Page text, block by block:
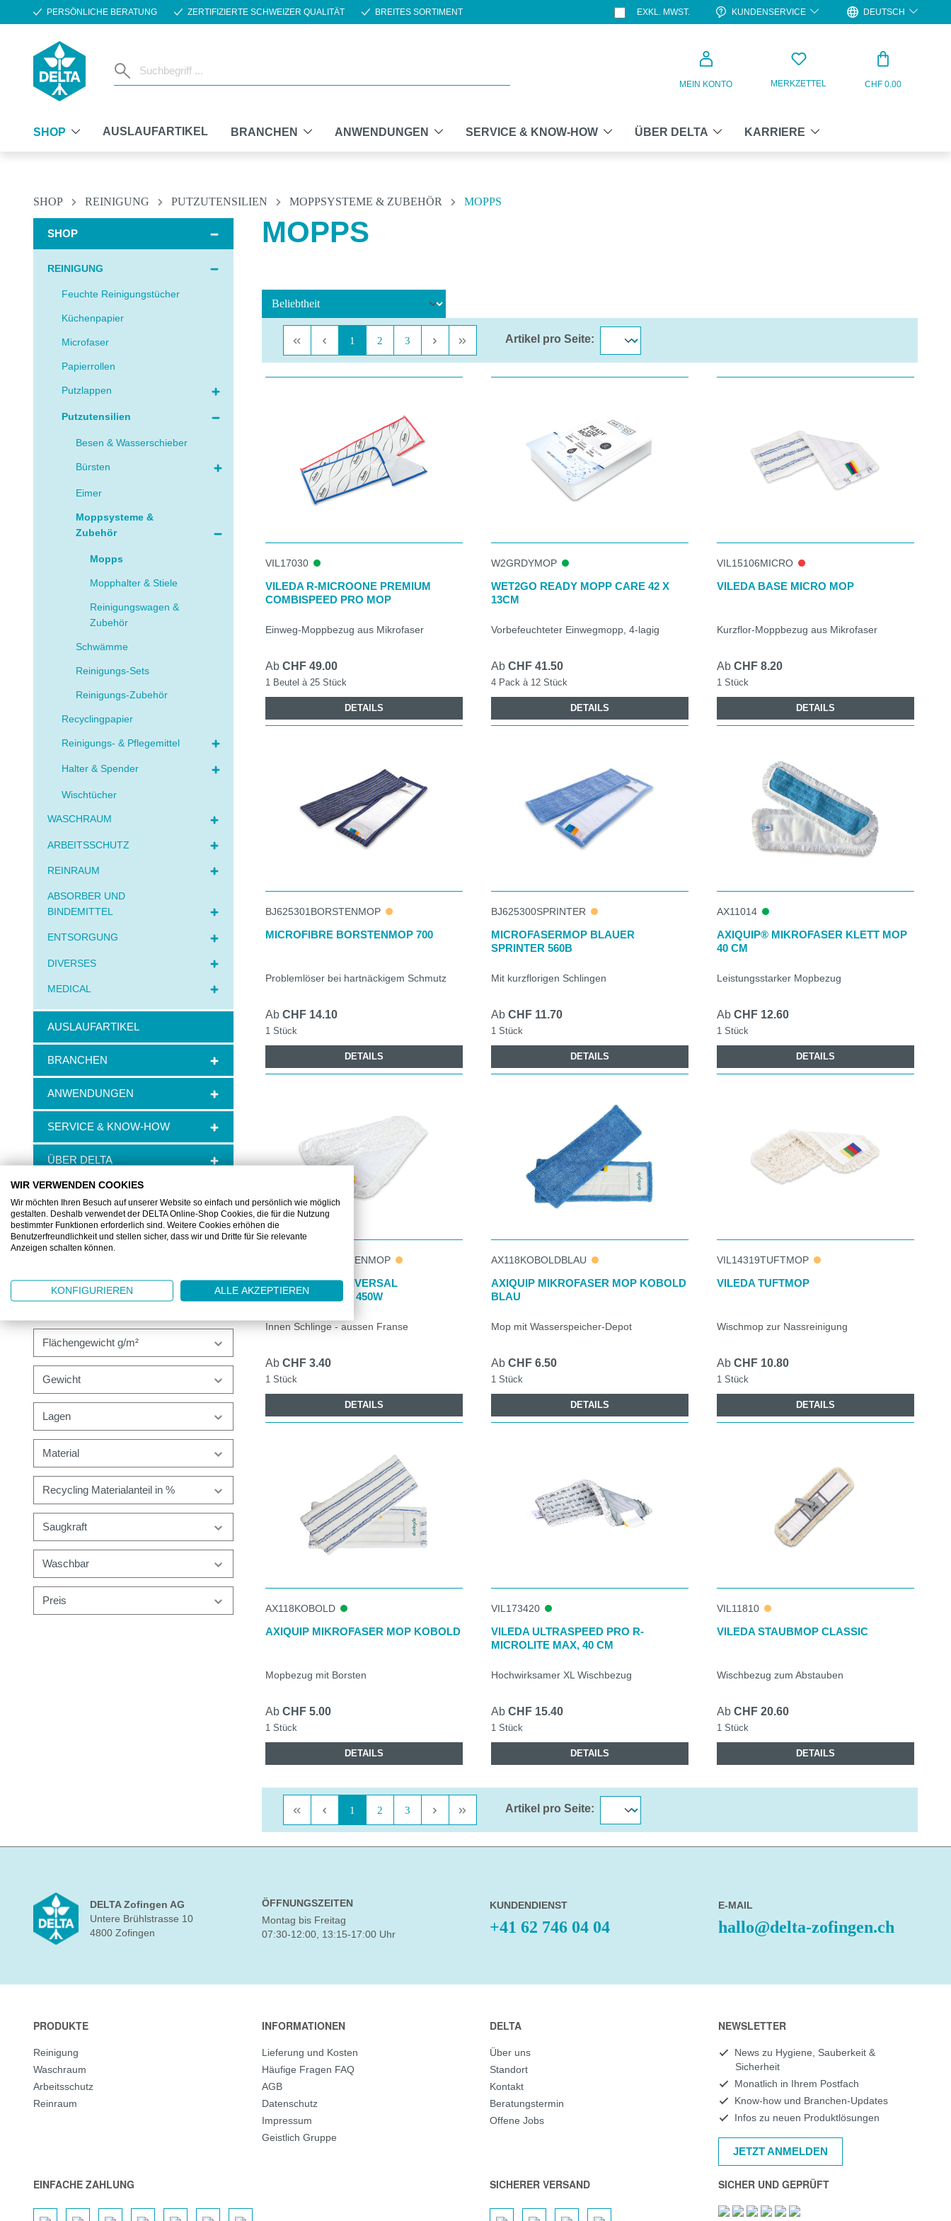
Hauptinhalt springen
Zur Suche springen
Zur Hauptnavigation springen
PERSÖNLICHE BERATUNG ZERTIFIZIERTE SCHWEIZER QUALITÄT BREITES SORTIMENT EXKL. MWST. KUNDENSERVICE DEUTSCH
MEIN KONTO MERKZETTEL CHF 0.00
SHOP AUSLAUFARTIKEL BRANCHEN ANWENDUNGEN SERVICE & KNOW-HOW ÜBER DELTA KARRIERE
SHOP REINIGUNG PUTZUTENSILIEN MOPPSYSTEME & ZUBEHÖR MOPPS
SHOP
REINIGUNG
Feuchte Reinigungstücher
Küchenpapier
Microfaser
Papierrollen
Putzlappen
Putzutensilien
Besen & Wasserschieber
Bürsten
Eimer
Moppsysteme &
Zubehör
Mopps
Mopphalter & Stiele
Reinigungswagen &
Zubehör
Schwämme
Reinigungs-Sets
Reinigungs-Zubehör
Recyclingpapier
Reinigungs- & Pflegemittel
Halter & Spender
Wischtücher
WASCHRAUM
ARBEITSSCHUTZ
REINRAUM
ABSORBER UND
BINDEMITTEL
ENTSORGUNG
DIVERSES
MEDICAL
AUSLAUFARTIKEL
BRANCHEN
ANWENDUNGEN
SERVICE & KNOW-HOW
ÜBER DELTA
Farbe
Flächengewicht g/m²
Gewicht
Lagen
Material
Recycling Materialanteil in %
Saugkraft
Waschbar
Preis
MOPPS
Seite
1 Seite
2 Seite
3 Artikel pro Seite:
VIL17030
VILEDA R-MICROONE PREMIUM
COMBISPEED PRO MOP
Einweg-Moppbezug aus Mikrofaser
Ab CHF 49.00
1 Beutel à 25 Stück
DETAILS
W2GRDYMOP
WET2GO READY MOPP CARE 42 X
13CM
Vorbefeuchteter Einwegmopp, 4-lagig
Ab CHF 41.50
4 Pack à 12 Stück
DETAILS
VIL15106MICRO
VILEDA BASE MICRO MOP
Kurzflor-Moppbezug aus Mikrofaser
Ab CHF 8.20
1 Stück
DETAILS
BJ625301BORSTENMOP
MICROFIBRE BORSTENMOP 700
Problemlöser bei hartnäckigem Schmutz
Ab CHF 14.10
1 Stück
DETAILS
BJ625300SPRINTER
MICROFASERMOP BLAUER
SPRINTER 560B
Mit kurzflorigen Schlingen
Ab CHF 11.70
1 Stück
DETAILS
AX11014
AXIQUIP® MIKROFASER KLETT MOP
40 CM
Leistungsstarker Mopbezug
Ab CHF 12.60
1 Stück
DETAILS
BJ625301SCHLINGENMOP
MICROFIBRE UNIVERSAL
SCHLINGENMOP 450W
Innen Schlinge - aussen Franse
Ab CHF 3.40
1 Stück
DETAILS
AX118KOBOLDBLAU
AXIQUIP MIKROFASER MOP KOBOLD
BLAU
Mop mit Wasserspeicher-Depot
Ab CHF 6.50
1 Stück
DETAILS
VIL14319TUFTMOP
VILEDA TUFTMOP
Wischmop zur Nassreinigung
Ab CHF 10.80
1 Stück
DETAILS
AX118KOBOLD
AXIQUIP MIKROFASER MOP KOBOLD
Mopbezug mit Borsten
Ab CHF 5.00
1 Stück
DETAILS
VIL173420
VILEDA ULTRASPEED PRO R-
MICROLITE MAX, 40 CM
Hochwirksamer XL Wischbezug
Ab CHF 15.40
1 Stück
DETAILS
VIL11810
VILEDA STAUBMOP CLASSIC
Wischbezug zum Abstauben
Ab CHF 20.60
1 Stück
DETAILS
Seite
1 Seite
2 Seite
3 Artikel pro Seite:
DELTA Zofingen AG
Untere Brühlstrasse 10
4800 Zofingen
ÖFFNUNGSZEITEN
Montag bis Freitag
07:30-12:00, 13:15-17:00 Uhr
KUNDENDIENST
+41 62 746 04 04
E-MAIL
hallo@delta-zofingen.ch
PRODUKTE
Reinigung
Waschraum
Arbeitsschutz
Reinraum
INFORMATIONEN
Lieferung und Kosten
Häufige Fragen FAQ
AGB
Datenschutz
Impressum
Geistlich Gruppe
DELTA
Über uns
Standort
Kontakt
Beratungstermin
Offene Jobs
NEWSLETTER
News zu Hygiene, Sauberkeit &
Sicherheit
Monatlich in Ihrem Postfach
Know-how und Branchen-Updates
Infos zu neuen Produktlösungen
JETZT ANMELDEN
EINFACHE ZAHLUNG SICHERER VERSAND SICHER UND GEPRÜFT
WIR VERWENDEN COOKIES
Wir möchten Ihren Besuch auf unserer Website so einfach und persönlich wie möglich
gestalten. Deshalb verwendet der DELTA Online-Shop Cookies, die für die Nutzung
bestimmter Funktionen erforderlich sind. Weitere Cookies erhöhen die
Benutzerfreundlichkeit und stellen sicher, dass wir und Dritte für Sie relevante
Anzeigen schalten können.
KONFIGURIEREN ALLE AKZEPTIEREN